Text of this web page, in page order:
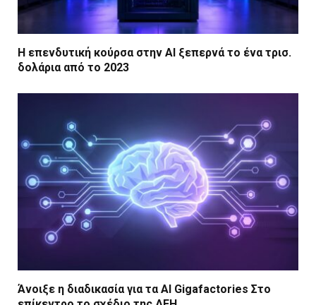
Η επενδυτική κούρσα στην AI ξεπερνά το ένα τρισ.
δολάρια από το 2023
Άνοιξε η διαδικασία για τα AI Gigafactories Στο